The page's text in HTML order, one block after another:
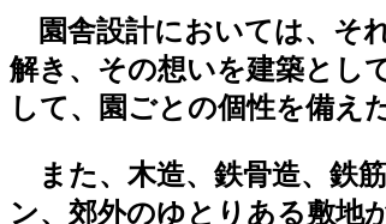
園舎設計においては、そ
解き、その想いを建築とし
して、園ごとの個性を備え
また、木造、鉄骨造、鉄
ン、郊外のゆとりある敷地